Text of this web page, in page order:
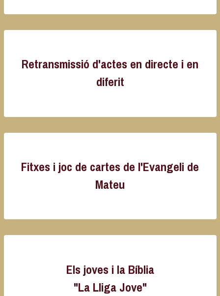
Retransmissió d'actes en directe i en
diferit
Fitxes i joc de cartes de l'Evangeli de
Mateu
Els joves i la Bíblia
"La Lliga Jove"